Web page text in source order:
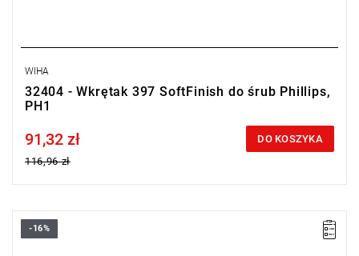
WIHA
32404 - Wkrętak 397 SoftFinish do śrub Phillips,
PH1
Price tax included
91,32 zł
116,96 zł
DO KOSZYKA
-16%